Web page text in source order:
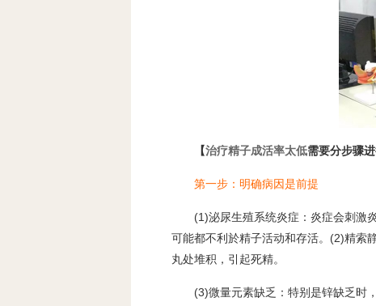
【治疗精子成活率太低需要分步骤进
第一步：明确病因是前提
(1)泌尿生殖系统炎症：炎症会刺激
可能都不利於精子活动和存活。(2)精索
丸处堆积，引起死精。
(3)微量元素缺乏：特别是锌缺乏时